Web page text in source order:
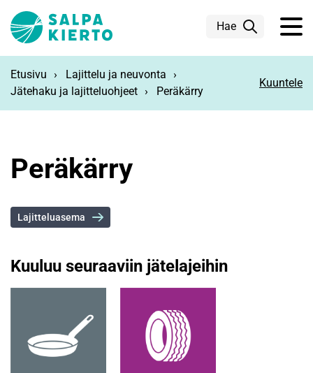
Hae
Etusivu
Lajittelu ja neuvonta
Jätehaku ja lajitteluohjeet
Peräkärry
Kuuntele
Peräkärry
Lajitteluasema
Kuuluu seuraaviin jätelajeihin